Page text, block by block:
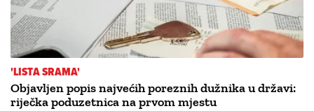
'LISTA SRAMA'
Objavljen popis najvećih poreznih dužnika u državi:
riječka poduzetnica na prvom mjestu